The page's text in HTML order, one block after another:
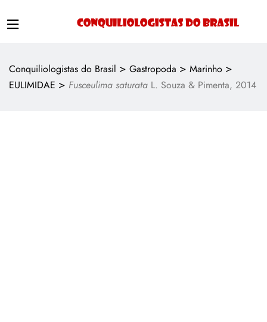
Conquiliologistas do Brasil > Gastropoda > Marinho >
EULIMIDAE > Fusceulima saturata L. Souza & Pimenta, 2014